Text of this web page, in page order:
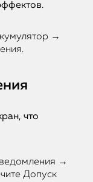
→
что
→
Допуск